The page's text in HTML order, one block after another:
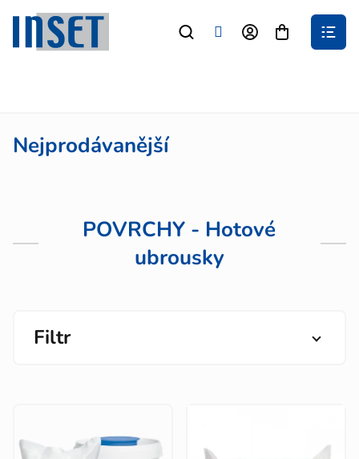
obsah
Nákupní
POVRCHY - Hotové
ubrousky
Filtr
p
Nejprodávanější